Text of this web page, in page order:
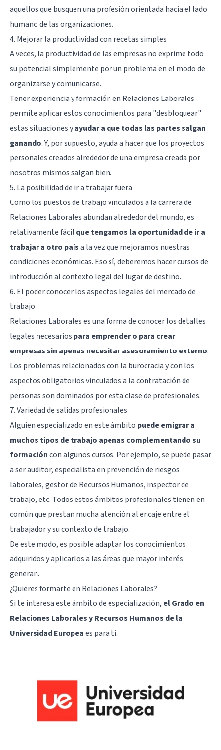
aquellos que busquen una profesión orientada hacia el lado
humano de las organizaciones.
4. Mejorar la productividad con recetas simples
A veces, la productividad de las empresas no exprime todo
su potencial simplemente por un problema en el modo de
organizarse y comunicarse.
Tener experiencia y formación en Relaciones Laborales
permite aplicar estos conocimientos para "desbloquear"
estas situaciones yayudar a que todas las partes salgan
ganando. Y, por supuesto, ayuda a hacer que los proyectos
personales creados alrededor de una empresa creada por
nosotros mismos salgan bien.
5. La posibilidad de ir a trabajar fuera
Como los puestos de trabajo vinculados a la carrera de
Relaciones Laborales abundan alrededor del mundo, es
relativamente fácil que tengamos la oportunidad de ir a
trabajar a otro paísa la vez que mejoramos nuestras
condiciones económicas. Eso sí, deberemos hacer cursos de
introducción al contexto legal del lugar de destino.
6. El poder conocer los aspectos legales del mercado de
trabajo
Relaciones Laborales es una forma de conocer los detalles
legales necesarios para emprender o para crear
empresas sin apenas necesitar asesoramiento externo.
Los problemas relacionados con la burocracia y con los
aspectos obligatorios vinculados a la contratación de
personas son dominados por esta clase de profesionales.
7. Variedad de salidas profesionales
Alguien especializado en este ámbito puede emigrar a
muchos tipos de trabajo apenas complementando su
formacióncon algunos cursos. Por ejemplo, se puede pasar
a ser auditor, especialista en prevención de riesgos
laborales, gestor de Recursos Humanos, inspector de
trabajo, etc. Todos estos ámbitos profesionales tienen en
común que prestan mucha atención al encaje entre el
trabajador y su contexto de trabajo.
De este modo, es posible adaptar los conocimientos
adquiridos y aplicarlos a las áreas que mayor interés
generan.
¿Quieres formarte en Relaciones Laborales?
Si te interesa este ámbito de especialización, el Grado en
Relaciones Laborales y Recursos Humanos de la
Universidad Europeaes para ti.